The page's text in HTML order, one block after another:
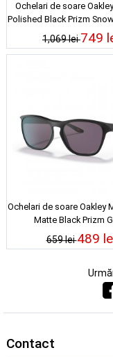
Ochelari de soare
Polished Black Prizm
1,069 lei749
Ochelari de soare Oakley
Matte Black Prizm
659 lei489
Contact